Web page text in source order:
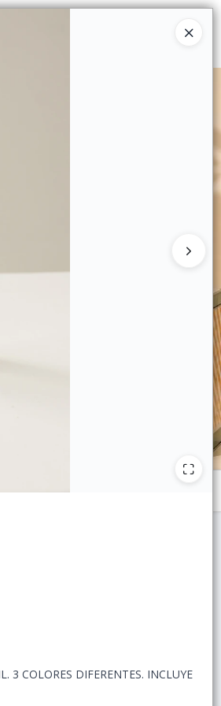
3 COLORES DIFERENTES. INCLUYE